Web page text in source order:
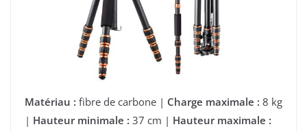
Matériau : fibre de carbone | Charge maximale : 8 kg
| Hauteur minimale : 37 cm | Hauteur maximale :